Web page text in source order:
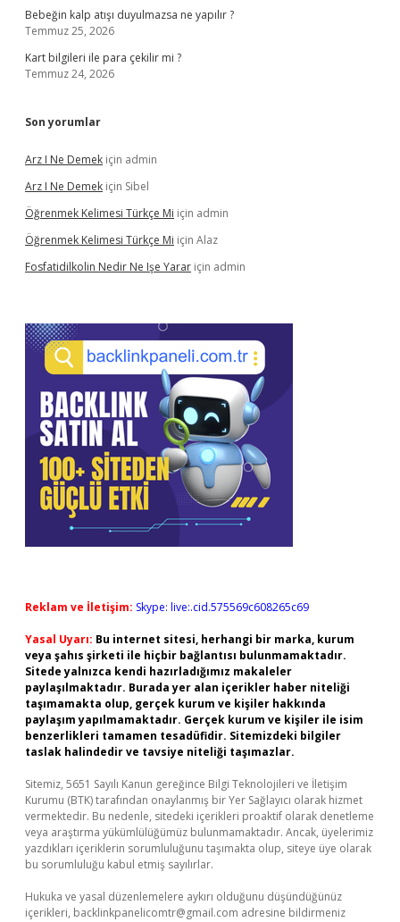
Bebeğin kalp atışı duyulmazsa ne yapılır ?
Temmuz 25, 2026
Kart bilgileri ile para çekilir mi ?
Temmuz 24, 2026
Son yorumlar
Arz I Ne Demek için admin
Arz I Ne Demek için Sibel
Öğrenmek Kelimesi Türkçe Mi için admin
Öğrenmek Kelimesi Türkçe Mi için Alaz
Fosfatidilkolin Nedir Ne Işe Yarar için admin
Reklam ve İletişim: Skype: live:.cid.575569c608265c69
Yasal Uyarı: Bu internet sitesi, herhangi bir marka, kurum
veya şahıs şirketi ile hiçbir bağlantısı bulunmamaktadır.
Sitede yalnızca kendi hazırladığımız makaleler
paylaşılmaktadır. Burada yer alan içerikler haber niteliği
taşımamakta olup, gerçek kurum ve kişiler hakkında
paylaşım yapılmamaktadır. Gerçek kurum ve kişiler ile isim
benzerlikleri tamamen tesadüfidir. Sitemizdeki bilgiler
taslak halindedir ve tavsiye niteliği taşımazlar.
Sitemiz, 5651 Sayılı Kanun gereğince Bilgi Teknolojileri ve İletişim
Kurumu (BTK) tarafından onaylanmış bir Yer Sağlayıcı olarak hizmet
vermektedir. Bu nedenle, sitedeki içerikleri proaktif olarak denetleme
veya araştırma yükümlülüğümüz bulunmamaktadır. Ancak, üyelerimiz
yazdıkları içeriklerin sorumluluğunu taşımakta olup, siteye üye olarak
bu sorumluluğu kabul etmiş sayılırlar.
Hukuka ve yasal düzenlemelere aykırı olduğunu düşündüğünüz
içerikleri, backlinkpanelicomtr@gmail.com adresine bildirmeniz